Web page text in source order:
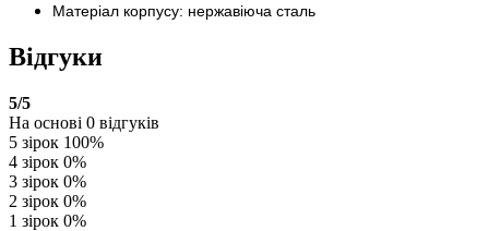
Матеріал корпусу: нержавіюча сталь
Відгуки
5/5
На основі 0 відгуків
5 зірок 100%
4 зірок 0%
3 зірок 0%
2 зірок 0%
1 зірок 0%